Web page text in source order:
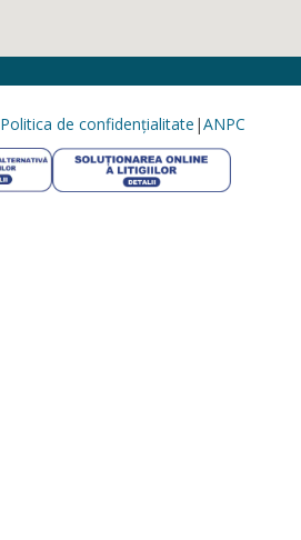
Politica de confidențialitate |ANPC